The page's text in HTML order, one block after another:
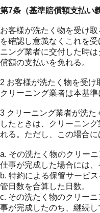
第7条（基準賠償額支払い
お客様が洗たく物を受け
を確認し意義なくこれを
ニング業者に交付した時
償額の支払いを免れる。
2 お客様が洗たく物を受け
クリーニング業者は本基
3 クリーニング業者が洗た
したときは、クリーニン
れる。ただし、この場合に
a. その洗たく物のクリー
仕事が完成した場合には、
b. 特約による保管サービ
管日数を合算した日数。
c. その洗たく物のクリー
事が完成したのち、継続